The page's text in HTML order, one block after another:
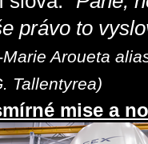
právo to
Aroueta
Tallentyrea)
mise a